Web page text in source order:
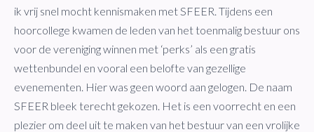
ik vrij snel mocht kennismaken met SFEER. Tijdens een
hoorcollege kwamen de leden van het toenmalig bestuur ons
voor de vereniging winnen met ‘perks’ als een gratis
wettenbundel en vooral een belofte van gezellige
evenementen. Hier was geen woord aan gelogen. De naam
SFEER bleek terecht gekozen. Het is een voorrecht en een
plezier om deel uit te maken van het bestuur van een vrolijke